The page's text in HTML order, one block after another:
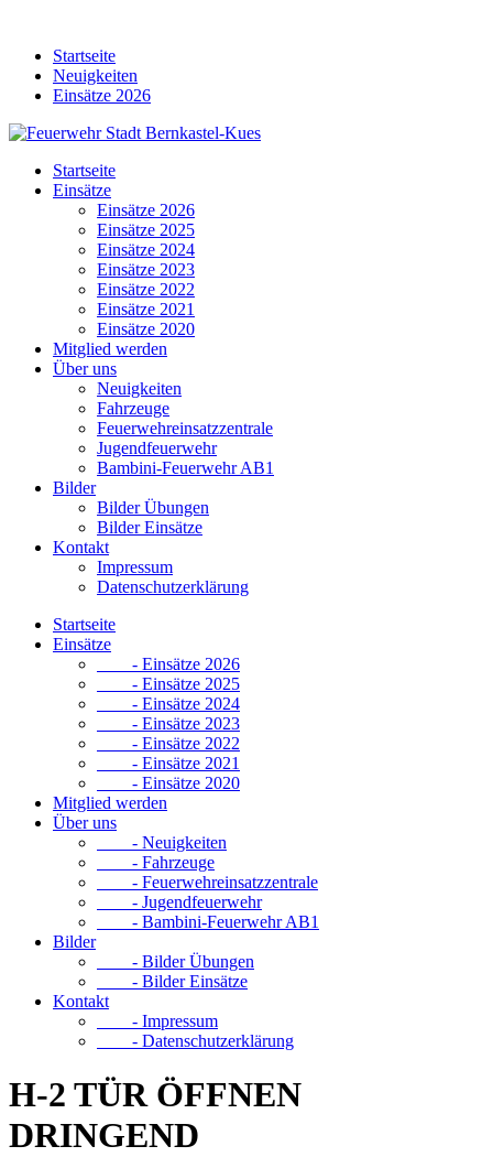
contentStartseite
Neuigkeiten
Einsätze 2026
Startseite
Einsätze
Einsätze 2026
Einsätze 2025
Einsätze 2024
Einsätze 2023
Einsätze 2022
Einsätze 2021
Einsätze 2020
Mitglied werden
Über uns
Neuigkeiten
Fahrzeuge
Feuerwehreinsatzzentrale
Jugendfeuerwehr
Bambini-Feuerwehr AB1
Bilder
Bilder Übungen
Bilder Einsätze
Kontakt
Impressum
Datenschutzerklärung
Startseite
Einsätze
- Einsätze 2026
- Einsätze 2025
- Einsätze 2024
- Einsätze 2023
- Einsätze 2022
- Einsätze 2021
- Einsätze 2020
Mitglied werden
Über uns
- Neuigkeiten
- Fahrzeuge
- Feuerwehreinsatzzentrale
- Jugendfeuerwehr
- Bambini-Feuerwehr AB1
Bilder
- Bilder Übungen
- Bilder Einsätze
Kontakt
- Impressum
- Datenschutzerklärung
H-2 TÜR ÖFFNEN
DRINGEND